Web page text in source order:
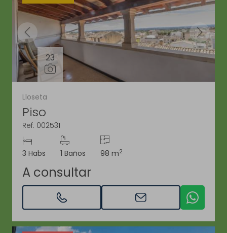
23
Lloseta
Piso
Ref. 002531
3 Habs 1 Baños 98 m2
A consultar